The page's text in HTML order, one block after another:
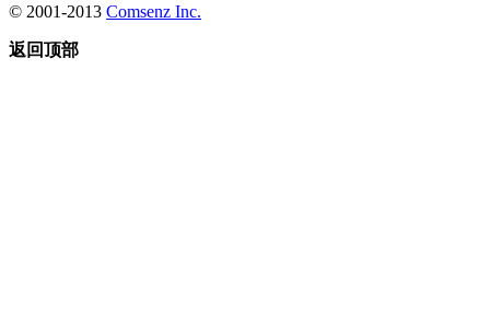
© 2001-2013 Comsenz Inc.
返回顶部